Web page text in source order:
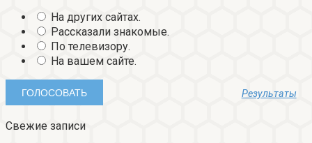
На других сайтах.
Рассказали знакомые.
По телевизору.
На вашем сайте.
Результаты
Свежие записи